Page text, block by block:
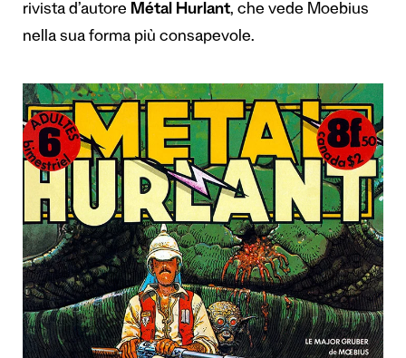
rivista d’autore Métal Hurlant, che vede Moebius
nella sua forma più consapevole.